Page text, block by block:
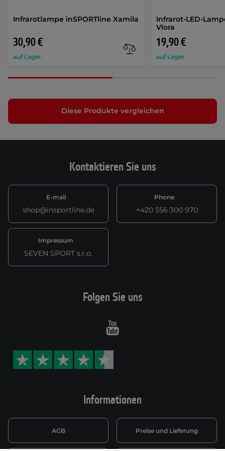
Infrarotlampe inSPORTline Xamila
30,90 €
auf Lager
Infrarot-LED-
Vlora
19,90 €
auf Lager
Diese Produkte vergleichen
Kontaktieren Sie uns
E-mail
shop@insportline.de
Phone
+420 556 300 970
Impressum
SEVEN SPORT s.r.o.
Informationen
AGB Preise und Lieferung
Folgen Sie uns
Youtube